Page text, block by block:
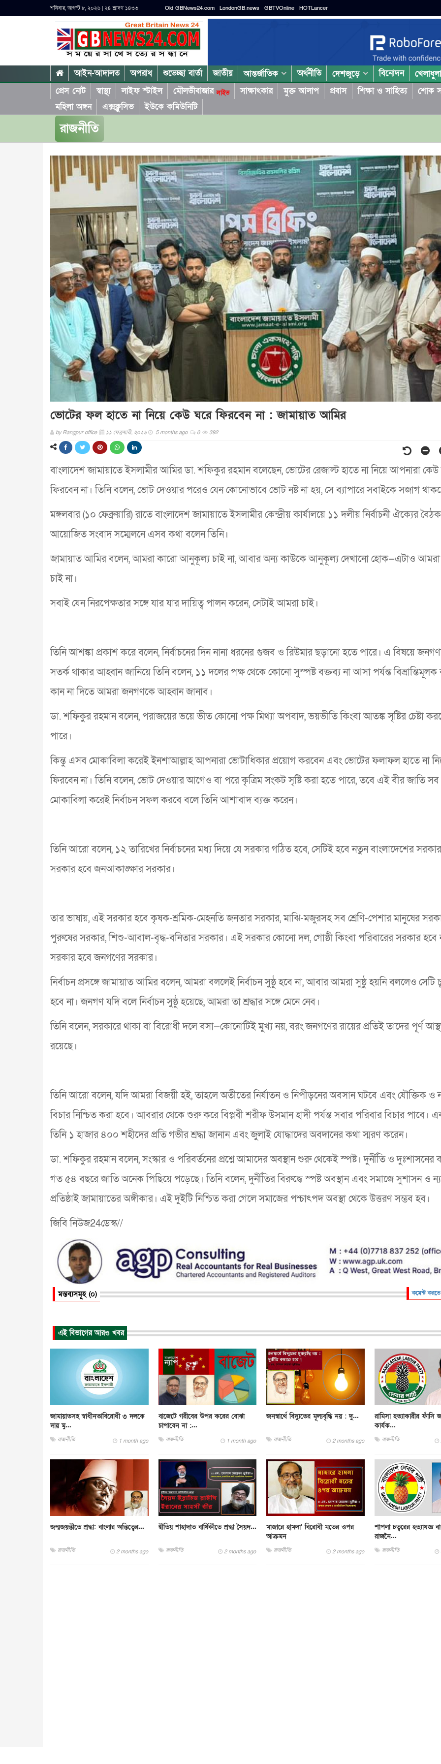
শনিবার, আগস্ট ৮, ২০২৬ | ২৪ শ্রাবণ ১৪৩৩ Old GBNews24.com LondonGB.news GBTVOnline HOTLancer
আইন-আদালত অপরাধ শুভেচ্ছা বার্তা জাতীয় আন্তর্জাতিক অর্থনীতি দেশজুড়ে বিনোদন
প্রেস নোট
স্বাস্থ্য লাইফ স্টাইল মৌলভীবাজারলাইভ সাক্ষাৎকার মুক্ত আলাপ প্রবাস শিক্ষা ও সাহিত্য শোক
মহিলা অঙ্গন
এক্সক্লুসিভ ইউকে কমিউনিটি
রাজনীতি
ভোটের ফল হাতে না নিয়ে কেউ ঘরে ফিরবেন না : জামায়াত আমির
byRangpur office ১১ ফেব্রুয়ারী, ২০২৬ 5 months ago 0 392
বাংলাদেশ জামায়াতে ইসলামীর আমির ডা. শফিকুর রহমান বলেছেন, ভোটের রেজাল্ট হাতে না নিয়ে আপনারা কেউ
ফিরবেন না। তিনি বলেন, ভোট দেওয়ার পরেও যেন কোনোভাবে ভোট নষ্ট না হয়, সে ব্যাপারে সবাইকে সজাগ
মঙ্গলবার (১০ ফেব্রুয়ারি) রাতে বাংলাদেশ জামায়াতে ইসলামীর কেন্দ্রীয় কার্যালয়ে ১১ দলীয় নির্বাচনী ঐক্যের
আয়োজিত সংবাদ সম্মেলনে এসব কথা বলেন তিনি।
জামায়াত আমির বলেন, আমরা কারো আনুকূল্য চাই না, আবার অন্য কাউকে আনুকূল্য দেখানো হোক—এটাও
চাই না।
সবাই যেন নিরপেক্ষতার সঙ্গে যার যার দায়িত্ব পালন করেন, সেটাই আমরা চাই।
তিনি আশঙ্কা প্রকাশ করে বলেন, নির্বাচনের দিন নানা ধরনের গুজব ও রিউমার ছড়ানো হতে পারে। এ বিষয়ে
সতর্ক থাকার আহ্বান জানিয়ে তিনি বলেন, ১১ দলের পক্ষ থেকে কোনো সুস্পষ্ট বক্তব্য না আসা পর্যন্ত
কান না দিতে আমরা জনগণকে আহ্বান জানাব।
ডা. শফিকুর রহমান বলেন, পরাজয়ের ভয়ে ভীত কোনো পক্ষ মিথ্যা অপবাদ, ভয়ভীতি কিংবা আতঙ্ক সৃষ্টির চেষ্টা
পারে।
কিন্তু এসব মোকাবিলা করেই ইনশাআল্লাহ আপনারা ভোটাধিকার প্রয়োগ করবেন এবং ভোটের ফলাফল হাতে না
ফিরবেন না। তিনি বলেন, ভোট দেওয়ার আগেও বা পরে কৃত্রিম সংকট সৃষ্টি করা হতে পারে, তবে এই বীর জাতি সব
মোকাবিলা করেই নির্বাচন সফল করবে বলে তিনি আশাবাদ ব্যক্ত করেন।
তিনি আরো বলেন, ১২ তারিখের নির্বাচনের মধ্য দিয়ে যে সরকার গঠিত হবে, সেটিই হবে নতুন বাংলাদেশের
সরকার হবে জনআকাঙ্ক্ষার সরকার।
তার ভাষায়, এই সরকার হবে কৃষক-শ্রমিক-মেহনতি জনতার সরকার, মাঝি-মজুরসহ সব শ্রেণি-পেশার মানুষের
পুরুষের সরকার, শিশু-আবাল-বৃদ্ধ-বনিতার সরকার। এই সরকার কোনো দল, গোষ্ঠী কিংবা পরিবারের সরকার
সরকার হবে জনগণের সরকার।
নির্বাচন প্রসঙ্গে জামায়াত আমির বলেন, আমরা বললেই নির্বাচন সুষ্ঠু হবে না, আবার আমরা সুষ্ঠু হয়নি বললেও সেটি
হবে না। জনগণ যদি বলে নির্বাচন সুষ্ঠু হয়েছে, আমরা তা শ্রদ্ধার সঙ্গে মেনে নেব।
তিনি বলেন, সরকারে থাকা বা বিরোধী দলে বসা—কোনোটিই মুখ্য নয়, বরং জনগণের রায়ের প্রতিই তাদের পূর্ণ
রয়েছে।
তিনি আরো বলেন, যদি আমরা বিজয়ী হই, তাহলে অতীতের নির্যাতন ও নিপীড়নের অবসান ঘটবে এবং যৌক্তিক ও
বিচার নিশ্চিত করা হবে। আবরার থেকে শুরু করে বিপ্লবী শরীফ উসমান হাদী পর্যন্ত সবার পরিবার বিচার পাবে।
তিনি ১ হাজার ৪০০ শহীদের প্রতি গভীর শ্রদ্ধা জানান এবং জুলাই যোদ্ধাদের অবদানের কথা স্মরণ করেন।
ডা. শফিকুর রহমান বলেন, সংস্কার ও পরিবর্তনের প্রশ্নে আমাদের অবস্থান শুরু থেকেই স্পষ্ট। দুর্নীতি ও দুঃশাসনের
গত ৫৪ বছরে জাতি অনেক পিছিয়ে পড়েছে। তিনি বলেন, দুর্নীতির বিরুদ্ধে স্পষ্ট অবস্থান এবং সমাজে সুশাসন ও
প্রতিষ্ঠাই জামায়াতের অঙ্গীকার। এই দুইটি নিশ্চিত করা গেলে সমাজের পশ্চাৎপদ অবস্থা থেকে উত্তরণ সম্ভব হব।
জিবি নিউজ24ডেস্ক//
মন্তব্যসমূহ (০) কমেন্ট
এই বিভাগের আরও খবর
জামায়াতসহ স্বাধীনতাবিরোধী ৩ দলকে
দায় মু...
রাজনীতি 1 month ago
বাজেটে গরীবের উপর করের বোঝা
চাপাবেন না :...
রাজনীতি 1 month ago
জনস্বার্থে বিদ্যুতের মূল্যবৃদ্ধি নয় : দু...
রাজনীতি 2 months ago
রামিসা হত্যাকারীর ফাঁসি
কার্যক...
রাজনীতি
জন্মজয়ন্তীতে শ্রদ্ধা: বাংলার অন্তিত্বের...
রাজনীতি 2 months ago
দ্বীতিয় শাহাদাত বার্ষিকীতে শ্রদ্ধা সৈয়দ...
রাজনীতি 2 months ago
মাজারে হামলা' বিরোধী মতের ওপর
আক্রমন
রাজনীতি 2 months ago
শাপলা চত্বরের হত্যাযজ্ঞ
রাজনৈ...
রাজনীতি